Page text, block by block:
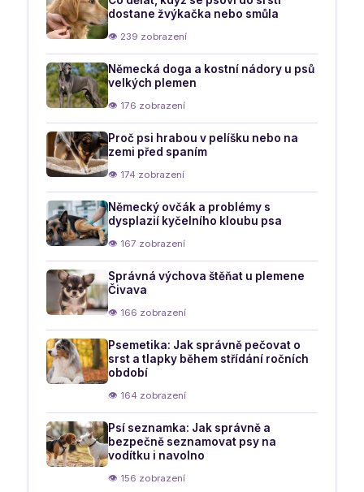
dostane žvýkačka nebo smůla
👁 239 zobrazení
Německá doga a kostní nádory u psů
velkých plemen
👁 176 zobrazení
Proč psi hrabou v pelíšku nebo na
zemi před spaním
👁 174 zobrazení
Německý ovčák a problémy s
dysplazií kyčelního kloubu psa
👁 167 zobrazení
Správná výchova štěňat u plemene
Čivava
👁 166 zobrazení
Psemetika: Jak správně pečovat o
srst a tlapky během střídání ročních
období
👁 164 zobrazení
Psí seznamka: Jak správně a
bezpečně seznamovat psy na
vodítku i navolno
👁 156 zobrazení